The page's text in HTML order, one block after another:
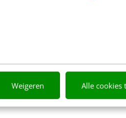
Weigeren Alle cookies
16 juli 2020 Renata
in 2020: 7